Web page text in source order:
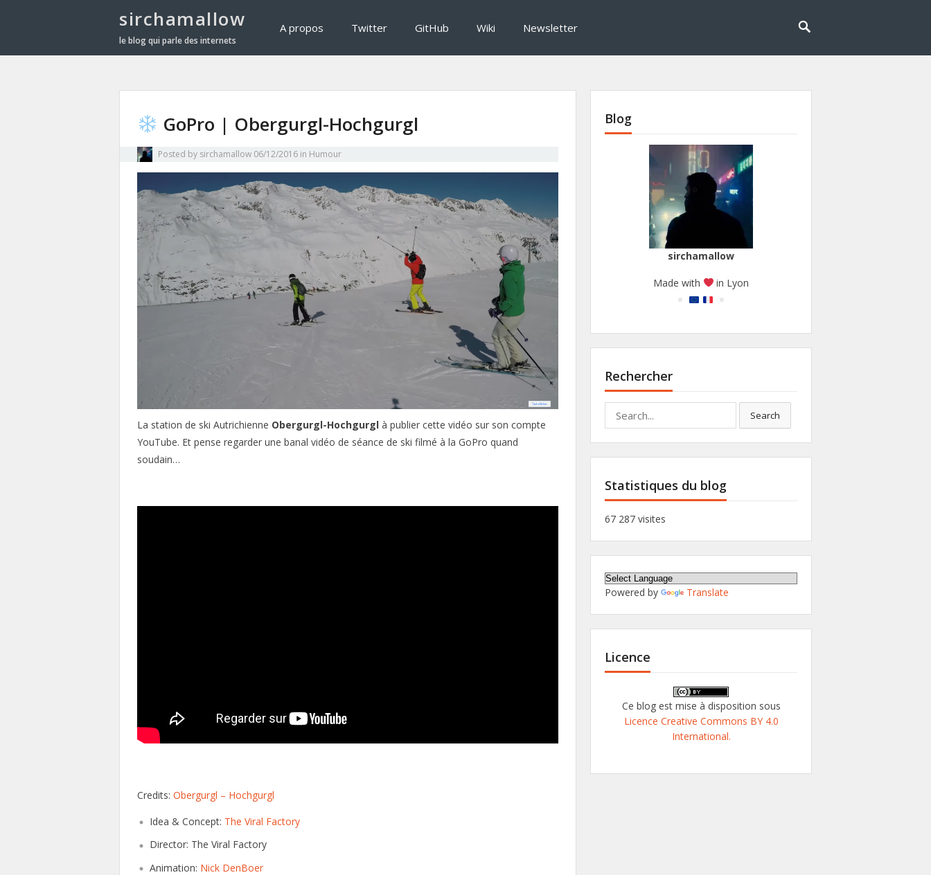
sirchamallow
le blog qui parle des internets
A propos Twitter GitHub Wiki Newsletter
GoPro | Obergurgl-Hochgurgl
Posted by sirchamallow 06/12/2016 in Humour
La station de ski Autrichienne Obergurgl-Hochgurgl à publier cette vidéo sur son compte
YouTube. Et pense regarder une banal vidéo de séance de ski filmé à la GoPro quand
soudain…
Credits: Obergurgl – Hochgurgl
Idea & Concept: The Viral Factory
Director: The Viral Factory
Animation: Nick DenBoer
Blog
sirchamallow
Made with in Lyon
Rechercher
for:
Search
Statistiques du blog
67 287 visites
Powered by Translate
Licence
Ce blog est mise à disposition sous
Licence Creative Commons BY 4.0
International.